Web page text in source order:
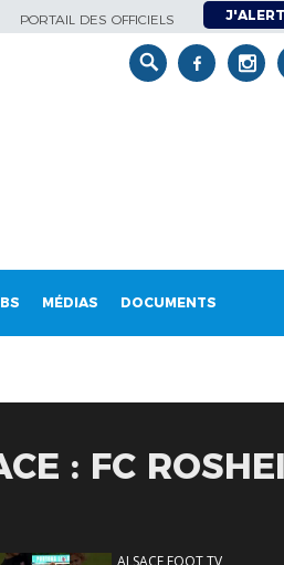
PORTAIL DES OFFICIELS
MÉDIAS DOCUMENTS
: FC
ALSACE FOOT TV